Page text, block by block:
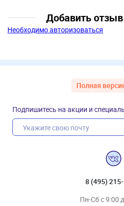
Добавить
Необходимо авторизоваться
Полная
Подпишитесь на акции и
8 (495)
Пн-Сб с 9:00